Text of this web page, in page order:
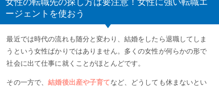
ージェントを使おう
最近では時代の流れも随分と変わり、結婚をしたら退職してしま
うという女性ばかりではありません。多くの女性が何らかの形で
社会に出て仕事に就くことがほとんどです。
その一方で、結婚後出産や子育てなど、どうしても休まないとい